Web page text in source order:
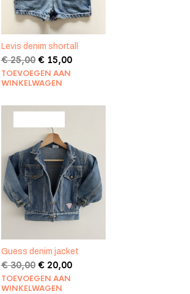
Levis denim shortall
€25,00 Oorspronkelijke
prijs
was:
€15,00Huidige
TOEVOEGEN AAN
WINKELWAGEN
IN
DE
UITVERKOOP
Guess denim jacket
€30,00 Oorspronkelijke
prijs
was:
€20,00Huidige
TOEVOEGEN AAN
WINKELWAGEN